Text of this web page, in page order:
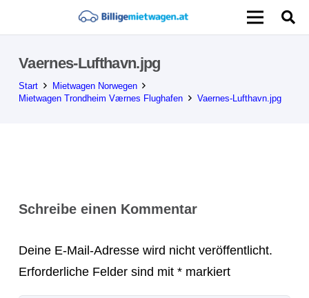
Vaernes-Lufthavn.jpg
Start
Mietwagen Norwegen
Mietwagen Trondheim Værnes Flughafen
Vaernes-Lufthavn.jpg
Schreibe einen Kommentar
Deine E-Mail-Adresse wird nicht veröffentlicht.
Erforderliche Felder sind mit * markiert